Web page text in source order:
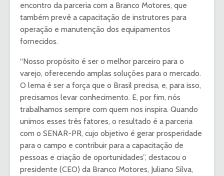
encontro da parceria com a Branco Motores, que
também prevê a capacitação de instrutores para
operação e manutenção dos equipamentos
fornecidos.
“Nosso propósito é ser o melhor parceiro para o
varejo, oferecendo amplas soluções para o mercado.
O lema é ser a força que o Brasil precisa, e, para isso,
precisamos levar conhecimento. E, por fim, nós
trabalhamos sempre com quem nos inspira. Quando
unimos esses três fatores, o resultado é a parceria
com o SENAR-PR, cujo objetivo é gerar prosperidade
para o campo e contribuir para a capacitação de
pessoas e criação de oportunidades”, destacou o
presidente (CEO) da Branco Motores, Juliano Silva,